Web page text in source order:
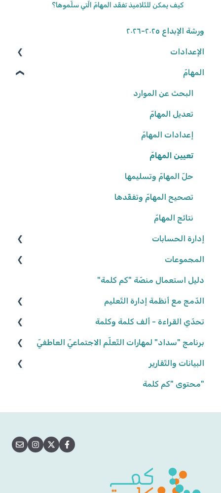
كيف يمكن للتّلاميذ تفقّد المهامّ الّتي سلّموها؟
ورشة الإبداع ٢٠٢٥-٢٠٢٦
الإعدادات
الوصول إلى المنصّة
كلمة المرور
البيانات الشّخصيّة
شروط وأحكام
إعدادات المدرسة
المهامّ
البحث عن الموارد
تعديل المهامّ
إعدادات المهامّ
تعيين المهامّ
حلّ المهامّ وتسليمها
تصحيح المهامّ وتفقّدها
نتائج المهامّ
إدارة الحسابات
المعلّمون/ـات
التّلاميذ
المجموعات
إنشاء المجموعات
تعديل المجموعات
إحصاءات المجموعات
دليل استعمال منصّة "كم كلمة"
الدّمج مع أنظمة إدارة التّعليم
كلاسلينك - ClassLink
تحدّي القراءة - ألف كلمة وكلمة
نكتب الواقع، نحلّق في الخيال ٢٠٢٥/٢٠٢٦
كواكب سيّارة ٢٠٢٤/٢٠٢٥
كواكب سيّارة ٢٠٢٣/٢٠٢٤
برنامج "سداد" لمهارات التّعلّم الاجتماعيّ العاطفيّ
تعريف البرنامج
المشاركة في البرنامج
البيانات والتّقارير
بيانات وتقارير التّلاميذ
"محتوى "كم كلمة